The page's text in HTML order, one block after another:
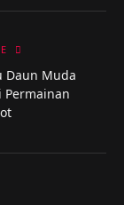
Daun Muda
Permainan